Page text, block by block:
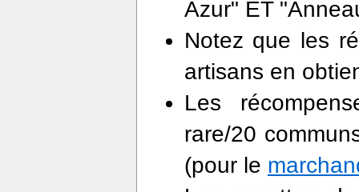
Azur" ET
Notez que les
artisans en
Les
rare/20
(pour le